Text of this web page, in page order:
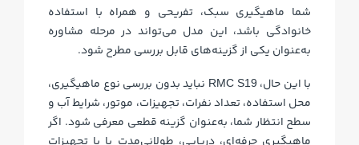
شما ماهیگیری سبک، تفریحی و همراه با استفاده
خانوادگی باشد، این مدل می‌تواند در مرحله مشاوره
به‌عنوان یکی از گزینه‌های قابل بررسی مطرح شود.
با این حال، RMC S19 نباید بدون بررسی نوع ماهیگیری،
محل استفاده، تعداد نفرات، تجهیزات، موتور، شرایط آب و
سطح انتظار شما، به‌عنوان گزینه قطعی معرفی شود. اگر